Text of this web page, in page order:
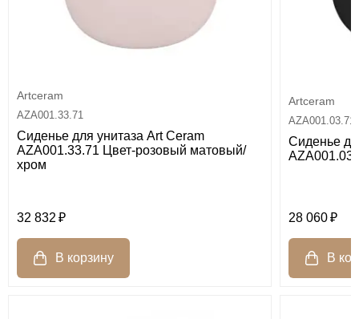
Artceram
AZA001.33.71
Сиденье для унитаза Art Ceram
AZA001.33.71 Цвет-розовый матовый/
хром
32 832
Artceram
AZA001.03.71
Сиденье
28 060